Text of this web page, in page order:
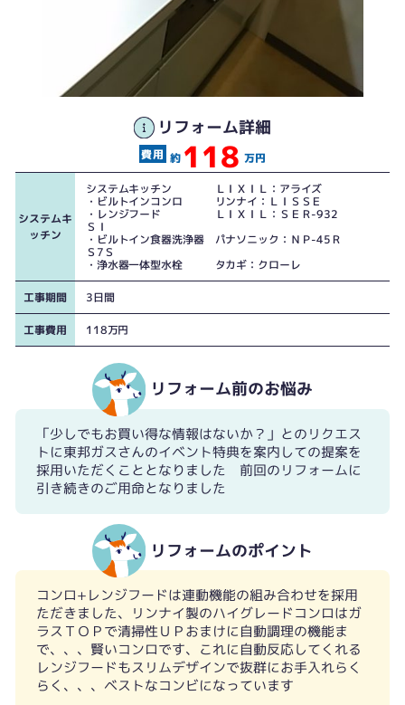
リフォーム詳細
約 118 万円
システムキ
ッチン
システムキッチン ＬＩＸＩＬ：アライズ
・ビルトインコンロ リンナイ：ＬＩＳＳＥ
・レンジフード ＬＩＸＩＬ：ＳＥＲ-932
ＳＩ
・ビルトイン食器洗浄器 パナソニック：ＮＰ-45Ｒ
Ｓ7Ｓ
・浄水器一体型水栓 タカギ：クローレ
工事期間 3日間
工事費用 118万円
リフォーム前のお悩み
「少しでもお買い得な情報はないか？」とのリクエス
トに東邦ガスさんのイベント特典を案内しての提案を
採用いただくこととなりました 前回のリフォームに
引き続きのご用命となりました
リフォームのポイント
コンロ+レンジフードは連動機能の組み合わせを採用
ただきました、リンナイ製のハイグレードコンロはガ
ラスＴＯＰで清掃性ＵＰおまけに自動調理の機能ま
で、、、賢いコンロです、これに自動反応してくれる
レンジフードもスリムデザインで抜群にお手入れらく
らく、、、ベストなコンビになっています
当然、レンジフードも同期生でした
このコンロ、自動で焼き加減をコントロール 焼き魚も自動で焼き上げてくれ